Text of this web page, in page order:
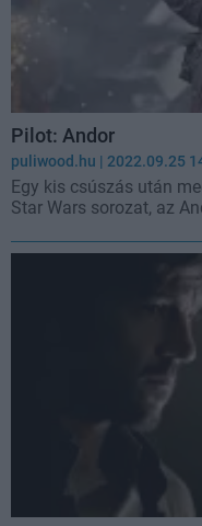
Pilot: Andor
puliwood.hu | 2022.09.25
Egy kis csúszás után
Star Wars sorozat, az